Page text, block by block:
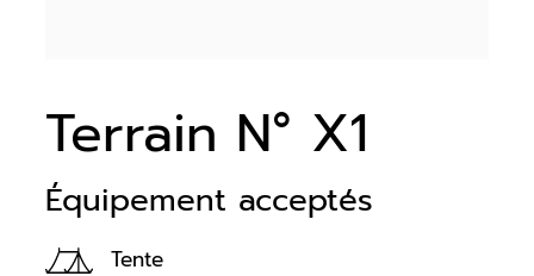
Terrain N° X1
Équipement acceptés
Tente